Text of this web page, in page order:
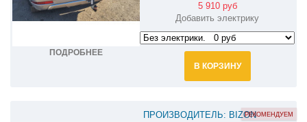
ПОДРОБНЕЕ
5 910 руб
Добавить электрику
В КОРЗИНУ
ПРОИЗВОДИТЕЛЬ: BIZONРЕКОМЕНДУЕМ